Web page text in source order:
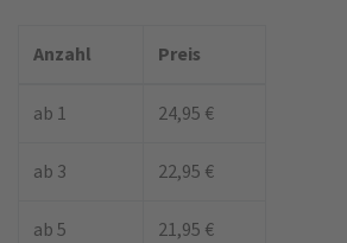
Anzahl Preis
ab 1 24,95 €
ab 3 22,95 €
ab 5 21,95 €